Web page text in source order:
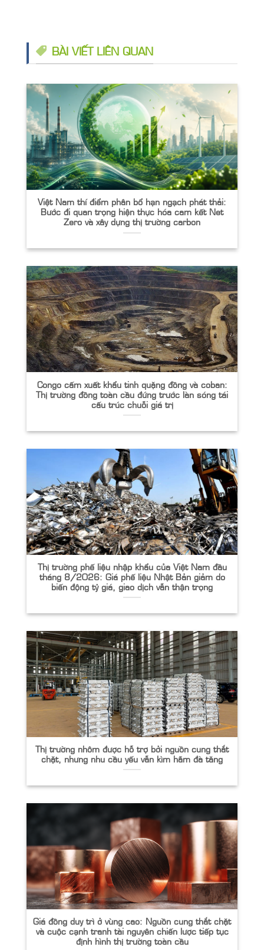
BÀI VIẾT LIÊN QUAN
Việt Nam thí điểm phân bổ hạn ngạch phát thải:
Bước đi quan trọng hiện thực hóa cam kết Net
Zero và xây dựng thị trường carbon
Congo cấm xuất khẩu tinh quặng đồng và coban:
Thị trường đồng toàn cầu đứng trước làn sóng tái
cấu trúc chuỗi giá trị
Thị trường phế liệu nhập khẩu của Việt Nam đầu
tháng 8/2026: Giá phế liệu Nhật Bản giảm do
biến động tỷ giá, giao dịch vẫn thận trọng
Thị trường nhôm được hỗ trợ bởi nguồn cung thắt
chặt, nhưng nhu cầu yếu vẫn kìm hãm đà tăng
Giá đồng duy trì ở vùng cao: Nguồn cung thắt chặt
và cuộc cạnh tranh tài nguyên chiến lược tiếp tục
định hình thị trường toàn cầu